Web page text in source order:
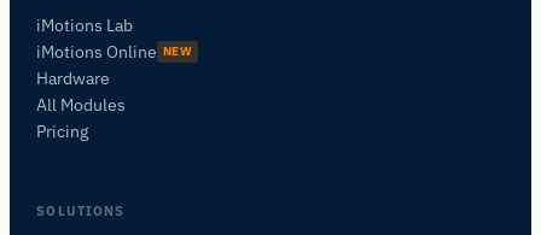
iMotions Lab
iMotions Online NEW
Hardware
All Modules
Pricing
SOLUTIONS